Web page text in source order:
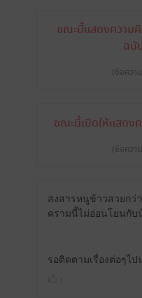
ขณะนี้แสดงความ
ฉบั
(ข้อควา
ขณะนี้เปิดให้แสดง
(ข้อควา
สงสารหนูข้าวสวยก
ครามนี้ไม่อ่อนโยนกับ
รอติดตามเรื่องต่อๆไป